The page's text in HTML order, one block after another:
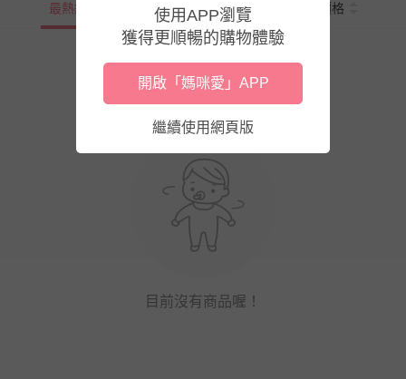
最熱銷 新上市 價格
目前沒有商品喔！
使用APP瀏覽
獲得更順暢的購物體驗
開啟「媽咪愛」APP
繼續使用網頁版